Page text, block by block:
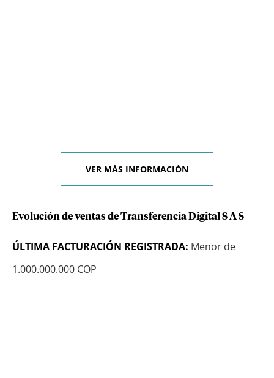
VER MÁS INFORMACIÓN
Evolución de ventas de Transferencia Digital S A S
ÚLTIMA FACTURACIÓN REGISTRADA: Menor de
1.000.000.000 COP